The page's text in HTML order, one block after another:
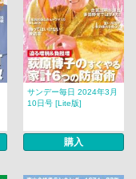
サンデー毎日 2024年3月
10日号 [Lite版]
購入